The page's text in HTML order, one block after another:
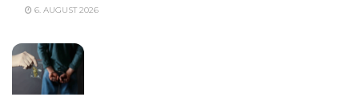
6. AUGUST 2026